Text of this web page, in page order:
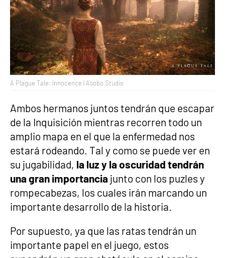
A Plague Tale: Innocence | Asobo Studio
Ambos hermanos juntos tendrán que escapar
de la Inquisición mientras recorren todo un
amplio mapa en el que la enfermedad nos
estará rodeando. Tal y como se puede ver en
su jugabilidad, la luz y la oscuridad tendrán
una gran importancia junto con los puzles y
rompecabezas, los cuales irán marcando un
importante desarrollo de la historia.
Por supuesto, ya que las ratas tendrán un
importante papel en el juego, estos